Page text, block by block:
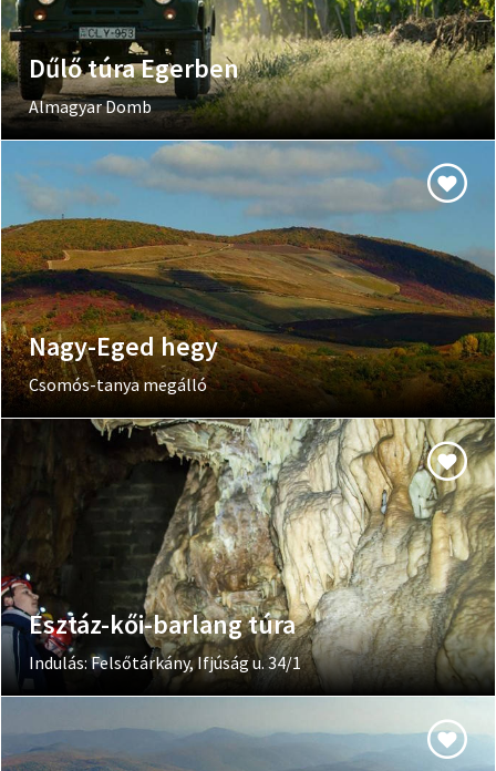
Dűlő túra Egerben
Almagyar Domb
Nagy-Eged hegy
Csomós-tanya megálló
Esztáz-kői-barlang túra
Indulás: Felsőtárkány, Ifjúság u. 34/1